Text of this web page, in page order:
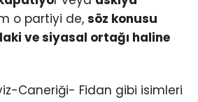
o partiyi de, söz konusu
ve siyasal ortağı haline
Caneriği- Fidan gibi isimleri